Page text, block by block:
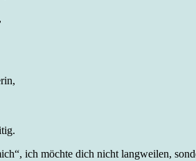
ich möchte dich nicht langweilen,